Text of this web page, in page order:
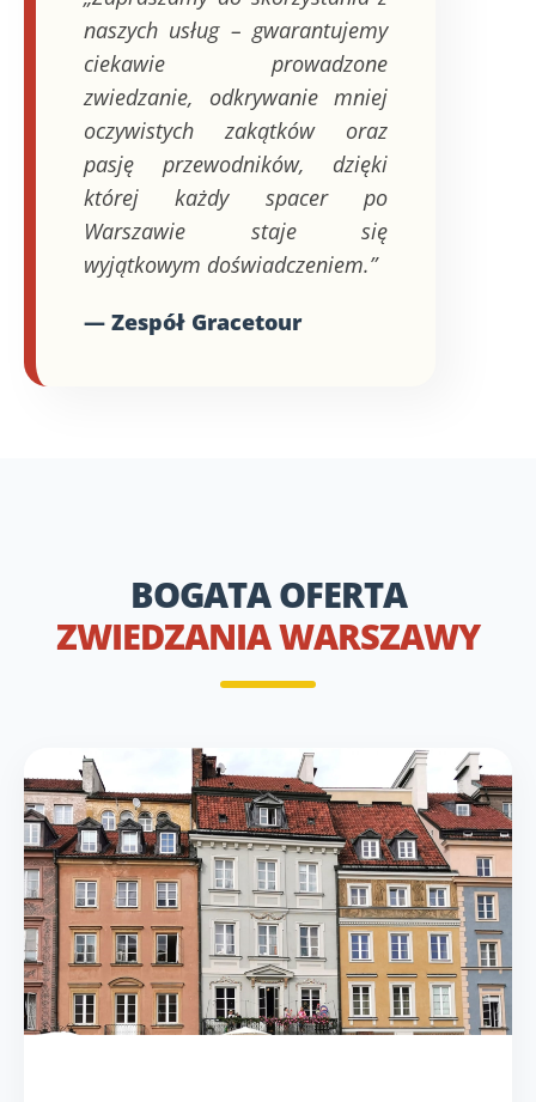
naszych usług – gwarantujemy
ciekawie prowadzone
zwiedzanie, odkrywanie mniej
oczywistych zakątków oraz
pasję przewodników, dzięki
której każdy spacer po
Warszawie staje się
wyjątkowym doświadczeniem.”
— Zespół Gracetour
BOGATA OFERTA
ZWIEDZANIA WARSZAWY